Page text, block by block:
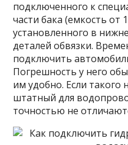
подключенного к
части бака (емкость от
установленного в
деталей обвязки.
подключить
Погрешность у него
им удобно. Если
штатный для
точностью не